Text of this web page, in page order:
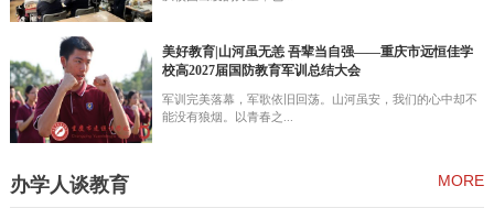
美好教育|山河虽无恙 吾辈当自强——重庆市远恒佳学
校高2027届国防教育军训总结大会
军训完美落幕，军歌依旧回荡。山河虽安，我们的心中却不
能没有狼烟。以青春之...
办学人谈教育 MORE